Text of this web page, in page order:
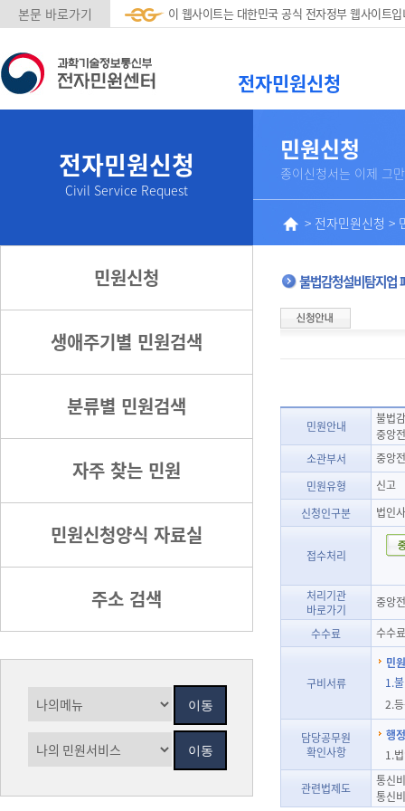
본문 바로가기 이 웹사이트는 대한민국 공식 전자정부 웹사이트
전자민원신청
전자민원신청
Civil Service Request
민원신청
생애주기별 민원검색
분류별 민원검색
자주 찾는 민원
민원신청양식 자료실
주소 검색
민원신청
종이신청서는 이제 그
> 전자민원신청 >
불법감청설비탐지업
민원안내
불법
중앙
소관부서
중앙
민원유형
신고
신청인구분
법인
접수처리
처리기관
바로가기
중앙
수수료 수수
구비서류
민
1.
2.
담당공무원
확인사항
행
1.
관련법제도
통신
통신